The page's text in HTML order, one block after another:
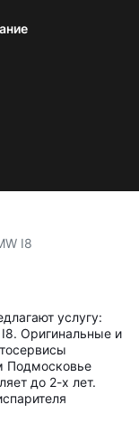
I8
услугу:
Оригинальные и
Подмосковье
до 2-х лет.